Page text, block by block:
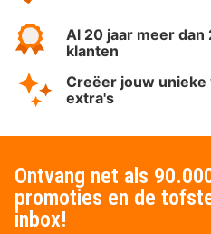
Al 20 jaar meer
klanten
Creëer jouw
extra's
Ontvang net als
promoties en de
inbox!